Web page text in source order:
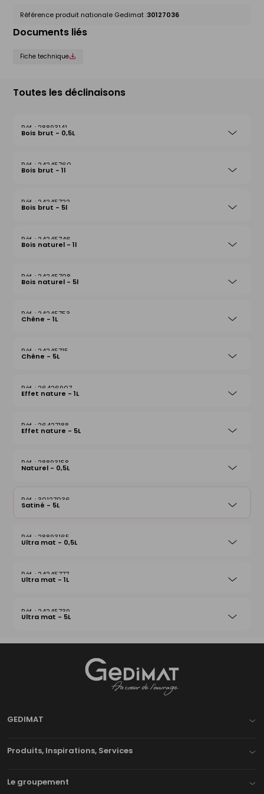
Référence produit nationale Gedimat :30127036
Documents liés
Fiche technique
Toutes les déclinaisons
28893141
Bois brut - 0,5L
24245760
Bois brut - 1l
24245722
Bois brut - 5l
24245746
Bois naturel - 1l
24245708
Bois naturel - 5l
24245753
Chêne - 1L
24245715
Chêne - 5L
26426907
Effet nature - 1L
26427188
Effet nature - 5L
28893158
Naturel - 0,5L
30127036
Satiné - 5L
28893165
Ultra mat - 0,5L
24245777
Ultra mat - 1L
24245739
Ultra mat - 5L
GEDIMAT
Produits, Inspirations, Services
Le groupement